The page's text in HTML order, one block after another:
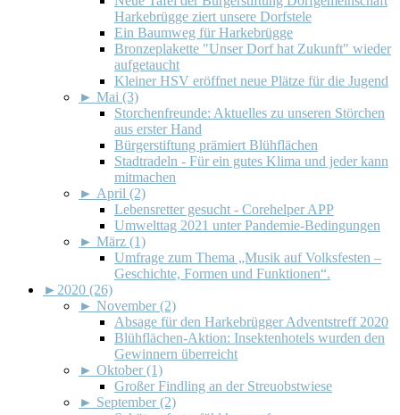
Harkebrügge ziert unsere Dorfstele
Ein Baumweg für Harkebrügge
Bronzeplakette "Unser Dorf hat Zukunft" wieder
aufgetaucht
Kleiner HSV eröffnet neue Plätze für die Jugend
► Mai (3)
Storchenfreunde: Aktuelles zu unseren Störchen
aus erster Hand
Bürgerstiftung prämiert Blühflächen
Stadtradeln - Für ein gutes Klima und jeder kann
mitmachen
► April (2)
Lebensretter gesucht - Corehelper APP
Umwelttag 2021 unter Pandemie-Bedingungen
► März (1)
Umfrage zum Thema „Musik auf Volksfesten –
Geschichte, Formen und Funktionen“.
► 2020 (26)
► November (2)
Absage für den Harkebrügger Adventstreff 2020
Blühflächen-Aktion: Insektenhotels wurden den
Gewinnern überreicht
► Oktober (1)
Großer Findling an der Streuobstwiese
► September (2)